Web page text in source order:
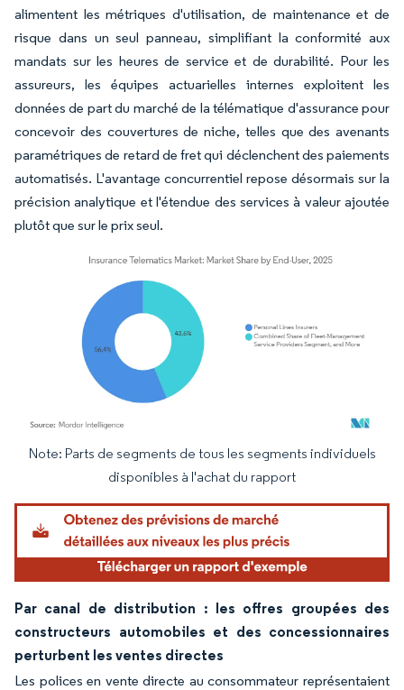
alimentent les métriques d'utilisation, de maintenance et de
risque dans un seul panneau, simplifiant la conformité aux
mandats sur les heures de service et de durabilité. Pour les
assureurs, les équipes actuarielles internes exploitent les
données de part du marché de la télématique d'assurance pour
concevoir des couvertures de niche, telles que des avenants
paramétriques de retard de fret qui déclenchent des paiements
automatisés. L'avantage concurrentiel repose désormais sur la
précision analytique et l'étendue des services à valeur ajoutée
plutôt que sur le prix seul.
Image © Mordor Intelligence. La réutilisation nécessite une attribution sous CC BY
Note: Parts de segments de tous les segments individuels
disponibles à l'achat du rapport
Par canal de distribution : les offres groupées des
constructeurs automobiles et des concessionnaires
perturbent les ventes directes
Les polices en vente directe au consommateur représentaient